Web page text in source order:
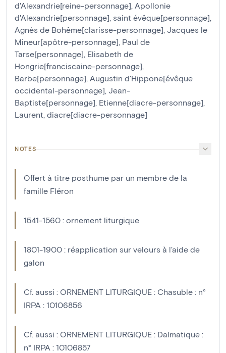
d'Alexandrie[reine-personnage], Apollonie
d'Alexandrie[personnage], saint évêque[personnage],
Agnès de Bohême[clarisse-personnage], Jacques le
Mineur[apôtre-personnage], Paul de
Tarse[personnage], Elisabeth de
Hongrie[franciscaine-personnage],
Barbe[personnage], Augustin d'Hippone[évêque
occidental-personnage], Jean-
Baptiste[personnage], Etienne[diacre-personnage],
Laurent, diacre[diacre-personnage]
NOTES
Offert à titre posthume par un membre de la
famille Fléron
1541-1560 : ornement liturgique
1801-1900 : réapplication sur velours à l'aide de
galon
Cf. aussi : ORNEMENT LITURGIQUE : Chasuble : n°
IRPA : 10106856
Cf. aussi : ORNEMENT LITURGIQUE : Dalmatique :
n° IRPA : 10106857